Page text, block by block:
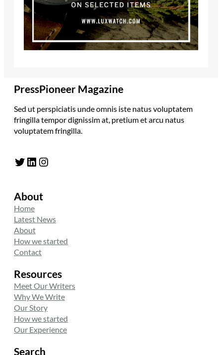
PressPioneer Magazine
Sed ut perspiciatis unde omnis iste natus voluptatem
fringilla tempor dignissim at, pretium et arcu natus
voluptatem fringilla.
Twitter LinkedIn Instagram
About
Home
Latest News
About
How we started
Contact
Resources
Meet Our Writers
Why We Write
Our Story
How we started
Our Experience
Search